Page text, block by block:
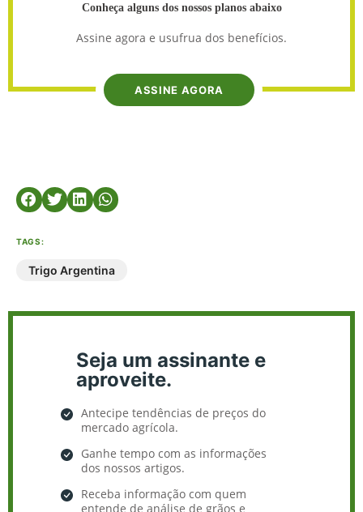
Conheça alguns dos nossos planos abaixo
Assine agora e usufrua dos benefícios.
ASSINE AGORA
TAGS:
Trigo Argentina
Seja um assinante e
aproveite.
Antecipe tendências de preços do
mercado agrícola.
Ganhe tempo com as informações
dos nossos artigos.
Receba informação com quem
entende de análise de grãos e